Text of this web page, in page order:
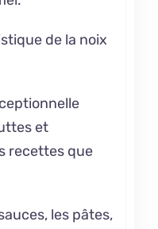
de la noix
et
recettes que
les pâtes,